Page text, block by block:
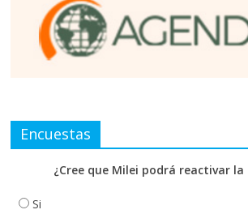
Encuestas
¿Cree que Milei podrá reactivar la
Si